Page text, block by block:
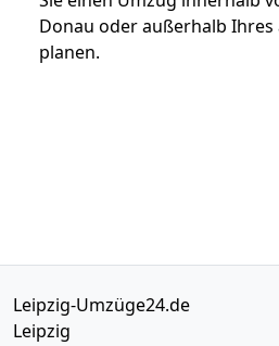
Donau oder außerhalb
planen.
Leipzig-Umzüge24.de
Leipzig